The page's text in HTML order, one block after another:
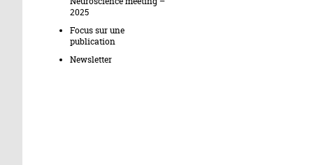
2025
Focus sur une
publication
Newsletter